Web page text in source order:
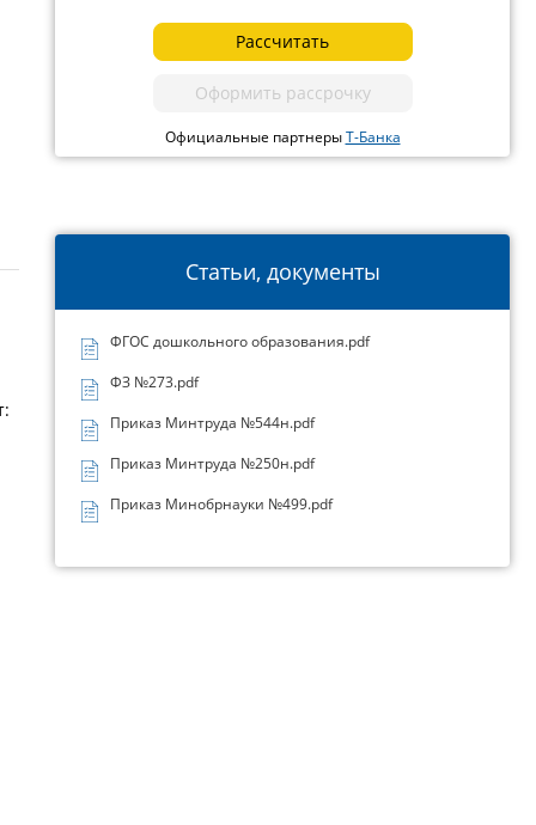
Рассчитать
Оформить рассрочку
Официальные партнерыТ-Банка
Статьи, документы
ФГОС дошкольного образования.pdf
ФЗ №273.pdf
Приказ Минтруда №544н.pdf
Приказ Минтруда №250н.pdf
Приказ Минобрнауки №499.pdf